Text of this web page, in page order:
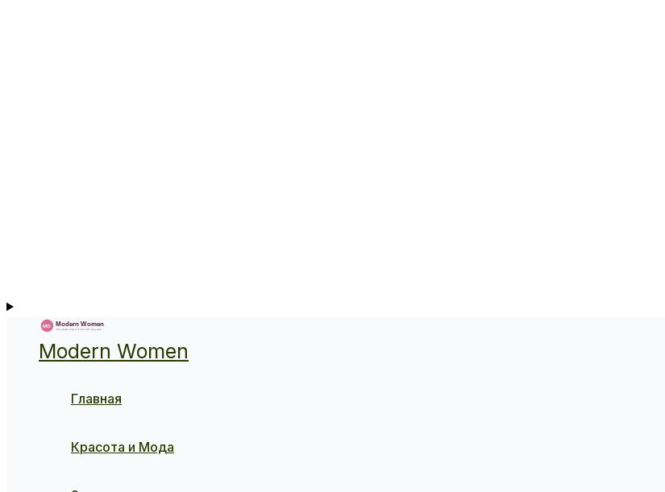
Modern Women
Главная
Красота и Мода